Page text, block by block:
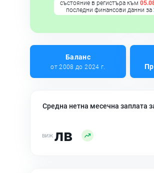
състояние в регистъра към
последни финансови данни за
Баланс
от 2008 до 2024 г.
Средна нетна месечна заплата
лв